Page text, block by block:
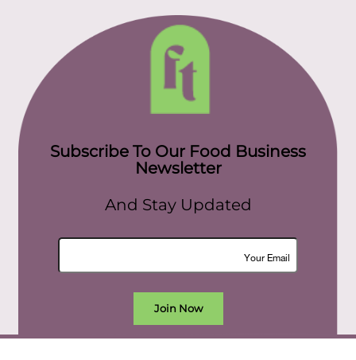
Subscribe To Our Food Business
Newsletter
And Stay Updated
Join Now